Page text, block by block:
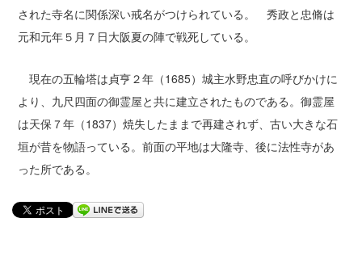
された寺名に関係深い戒名がつけられている。 秀政と忠脩は
元和元年５月７日大阪夏の陣で戦死している。
現在の五輪塔は貞亨２年（1685）城主水野忠直の呼びかけに
より、九尺四面の御霊屋と共に建立されたものである。御霊屋
は天保７年（1837）焼失したままで再建されず、古い大きな石
垣が昔を物語っている。前面の平地は大隆寺、後に法性寺があ
った所である。
みどころ
浅間温泉の宝
コンベンションガイド
浅間温泉文化センター